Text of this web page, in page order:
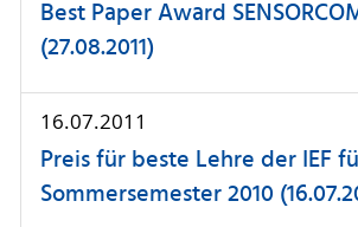
Best Paper Award
(27.08.2011)
16.07.2011
Preis für beste Lehre der IEF
Sommersemester 2010